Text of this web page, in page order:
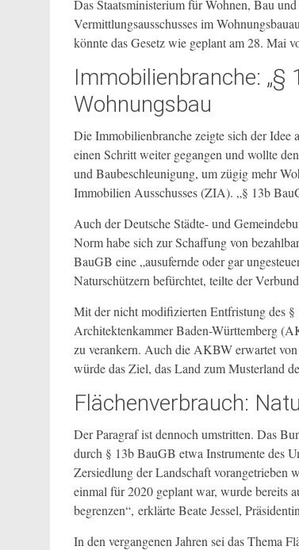
Das Staatsministerium für Wohnen, Bau
Vermittlungsausschusses im
könnte das Gesetz wie geplant am 28. Mai
Immobilienbranche: „§
Wohnungsbau
Die Immobilienbranche zeigte sich der Idee
einen Schritt weiter gegangen und wollte
und Baubeschleunigung, um zügig mehr
Immobilien Ausschusses (ZIA). „§ 13b
Auch der Deutsche Städte- und
Norm habe sich zur Schaffung von
BauGB eine „ausufernde oder gar
Naturschützern befürchtet, teilte der
Mit der nicht modifizierten Entfristung des
Architektenkammer Baden-Württemberg
zu verankern. Auch die AKBW erwartet
würde das Ziel, das Land zum Musterland
Flächenverbrauch:
Der Paragraf ist dennoch umstritten. Das
durch § 13b BauGB etwa Instrumente des
Zersiedlung der Landschaft vorangetrieben
einmal für 2020 geplant war, wurde bereits
begrenzen“, erklärte Beate Jessel,
In den vergangenen Jahren sei das Thema